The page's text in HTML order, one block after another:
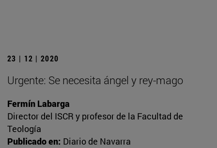
23 | 12 | 2020
Urgente: Se necesita ángel y rey-mago
Fermín Labarga
Director del ISCR y profesor de la Facultad de
Teología
Publicado en: Diario de Navarra